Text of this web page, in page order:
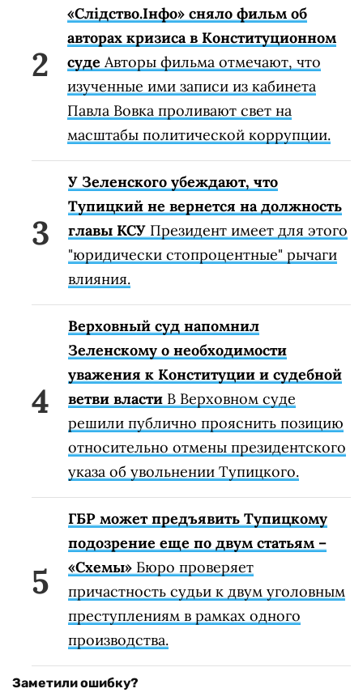
«Слідство.Інфо» сняло фильм об
авторах кризиса в Конституционном
суде Авторы фильма отмечают, что
изученные ими записи из кабинета
Павла Вовка проливают свет на
масштабы политической коррупции.
У Зеленского убеждают, что
Тупицкий не вернется на должность
главы КСУ Президент имеет для этого
"юридически стопроцентные" рычаги
влияния.
Верховный суд напомнил
Зеленскому о необходимости
уважения к Конституции и судебной
ветви власти В Верховном суде
решили публично прояснить позицию
относительно отмены президентского
указа об увольнении Тупицкого.
ГБР может предъявить Тупицкому
подозрение еще по двум статьям –
«Схемы» Бюро проверяет
причастность судьи к двум уголовным
преступлениям в рамках одного
производства.
Заметили ошибку?